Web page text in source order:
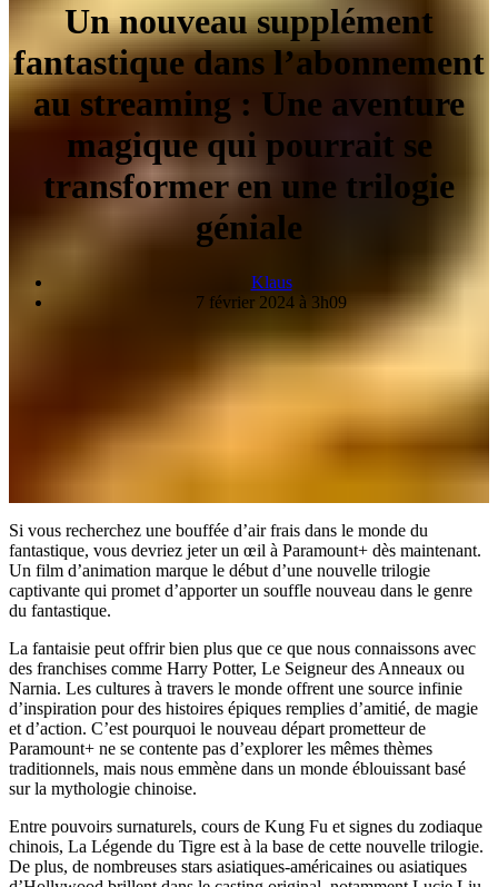
Un nouveau supplément
fantastique dans l’abonnement
au streaming : Une aventure
magique qui pourrait se
transformer en une trilogie
géniale
Klaus
7 février 2024 à 3h09
Si vous recherchez une bouffée d’air frais dans le monde du
fantastique, vous devriez jeter un œil à Paramount+ dès maintenant.
Un film d’animation marque le début d’une nouvelle trilogie
captivante qui promet d’apporter un souffle nouveau dans le genre
du fantastique.
La fantaisie peut offrir bien plus que ce que nous connaissons avec
des franchises comme Harry Potter, Le Seigneur des Anneaux ou
Narnia. Les cultures à travers le monde offrent une source infinie
d’inspiration pour des histoires épiques remplies d’amitié, de magie
et d’action. C’est pourquoi le nouveau départ prometteur de
Paramount+ ne se contente pas d’explorer les mêmes thèmes
traditionnels, mais nous emmène dans un monde éblouissant basé
sur la mythologie chinoise.
Entre pouvoirs surnaturels, cours de Kung Fu et signes du zodiaque
chinois, La Légende du Tigre est à la base de cette nouvelle trilogie.
De plus, de nombreuses stars asiatiques-américaines ou asiatiques